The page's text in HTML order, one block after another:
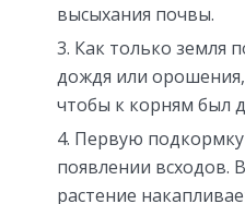
высыхания почвы.
Как только земля
дождя или
чтобы к корням был
Первую подкормку
появлении всходов.
растение